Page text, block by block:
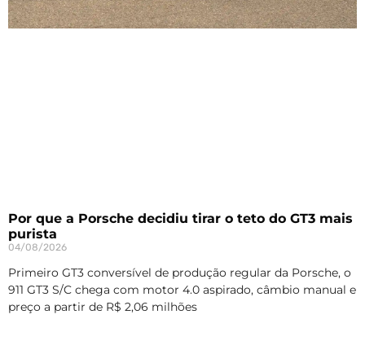
Por que a Porsche decidiu tirar o teto do GT3 mais
purista
04/08/2026
Primeiro GT3 conversível de produção regular da Porsche, o
911 GT3 S/C chega com motor 4.0 aspirado, câmbio manual e
preço a partir de R$ 2,06 milhões